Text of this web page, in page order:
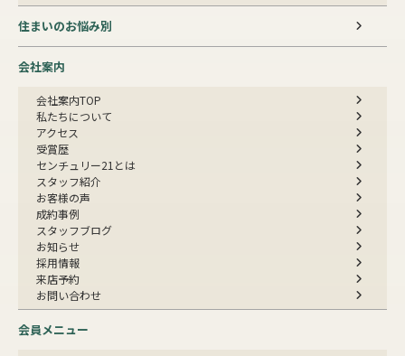
住まいのお悩み別
会社案内
会社案内TOP
私たちについて
アクセス
受賞歴
センチュリー21とは
スタッフ紹介
お客様の声
成約事例
スタッフブログ
お知らせ
採用情報
来店予約
お問い合わせ
会員メニュー